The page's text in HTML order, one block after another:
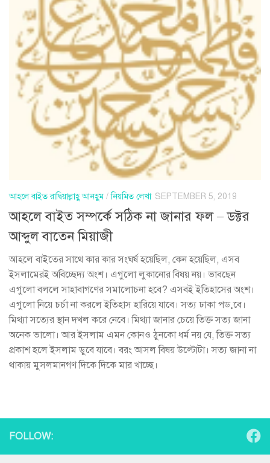
আহলে বাইত রাদ্বিয়াল্লাহু আনহুম/নিয়মিত লেখা SEPTEMBER 5, 2019
আহলে বাইত সম্পর্কে সঠিক না জানার ফল – ডক্টর
আব্দুল বাতেন মিয়াজী
আহলে বাইতের সাথে কার কার সংঘর্ষ হয়েছিল, কেন হয়েছিল, এসব
ইসলামেরই অবিচ্ছেদ্য অংশ। এগুলো লুকানোর বিষয় নয়। ভাবছেন
এগুলো বললে সাহাবাগণের সমালোচনা হবে? এসবই ইতিহাসের অংশ।
এগুলো নিয়ে চর্চা না করলে ইতিহাস হারিয়ে যাবে। সত্য ঢাকা পড়বে।
মিথ্যা সত্যের স্থান দখল করে নেবে। মিথ্যা জানার চেয়ে তিক্ত সত্য জানা
অনেক ভালো। আর ইসলাম এমন কোনও ঠুনকো ধর্ম নয় যে, তিক্ত সত্য
প্রকাশ হলে ইসলাম ডুবে যাবে। বরং আসল বিষয় উল্টোটা। সত্য জানা না
থাকায় মুসলমানগণ দিকে দিকে মার খাচ্ছে।
FOLLOW: